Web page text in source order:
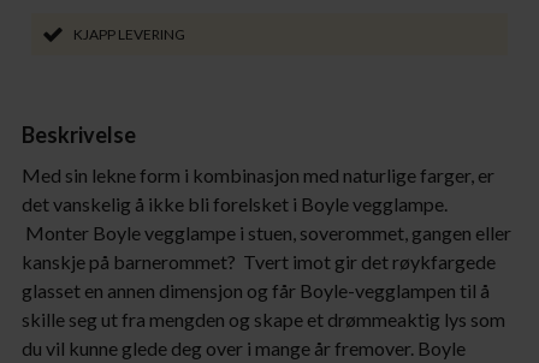
KJAPP LEVERING
Beskrivelse
Med sin lekne form i kombinasjon med naturlige farger, er
det vanskelig å ikke bli forelsket i Boyle vegglampe.
Monter Boyle vegglampe i stuen, soverommet, gangen eller
kanskje på barnerommet? Tvert imot gir det røykfargede
glasset en annen dimensjon og får Boyle-vegglampen til å
skille seg ut fra mengden og skape et drømmeaktig lys som
du vil kunne glede deg over i mange år fremover. Boyle